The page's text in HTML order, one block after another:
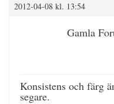
2012-04-08 kl. 13:54
Gamla
Konsistens och färg
segare.